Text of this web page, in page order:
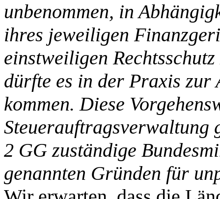
unbenommen, in
ihres jeweiligen
einstweiligen
dürfte es in der Praxis zur
kommen. Diese
Steuerauftragsverwaltung
2 GG zuständige
genannten Gründen für